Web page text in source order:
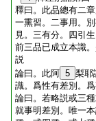
釋曰。此品總有二
一熏習。二事用。
見。三有分。四引
前三品已成立本識
説
論曰。此阿 5 梨
識。爲性有差別。
論曰。若略説或三
就事明差別。唯一